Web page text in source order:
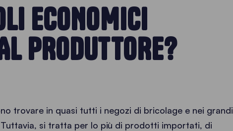
ECONOMICI
PRODUTTORE?
trovare in quasi tutti i negozi di bricolage e nei grandi
si tratta per lo più di prodotti importati, di